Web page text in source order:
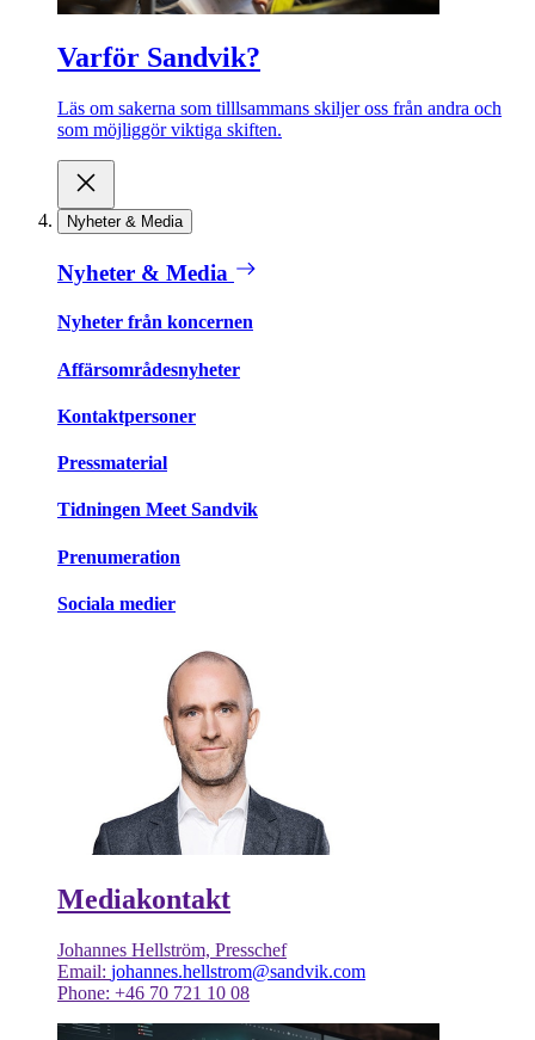
Varför Sandvik?
Läs om sakerna som tilllsammans skiljer oss från andra och
som möjliggör viktiga skiften.
Nyheter & Media
Nyheter & Media
Nyheter från koncernen
Affärsområdesnyheter
Kontaktpersoner
Pressmaterial
Tidningen Meet Sandvik
Prenumeration
Sociala medier
Mediakontakt
Johannes Hellström, Presschef
Email: johannes.hellstrom@sandvik.com
Phone: +46 70 721 10 08